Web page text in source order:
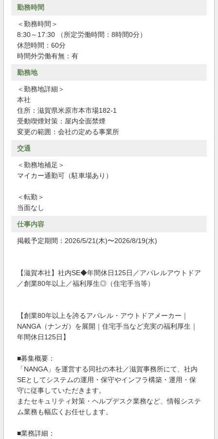
勤務時間
＜勤務時間＞
8:30～17:30 （所定労働時間：8時間0分）
休憩時間：60分
時間外労働有無：有
勤務地
＜勤務地詳細＞
本社
住所：滋賀県米原市本市場182-1
受動喫煙対策：屋内全面禁煙
変更の範囲：会社の定める事業所
交通
＜勤務地補足＞
マイカー通勤可（駐車場あり）
＜転勤＞
当面なし
仕事内容
掲載予定期間：2026/5/21(木)〜2026/8/19(水)
【滋賀本社】社内SE◆年間休日125日／アパレルアウトドア
／創業80年以上／福利厚生◎（住宅手当等）
【創業80年以上を誇るアパレル・アウトドアメーカー｜
NANGA（ナンガ）を展開｜住宅手当など充実の福利厚生｜
年間休日125日】
■募集概要：
「NANGA」を運営する同社の本社／滋賀事務所にて、社内
SEとしてシステムの運用・保守やインフラ構築・運用・保
守に従事していただきます。
またセキュリティ対策・ヘルプデスク業務など、情報システ
ム業務も幅広くお任せします。
■業務詳細：